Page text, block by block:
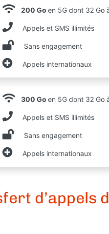
200 Goen 5G dont 32 Go
Appels et SMS illimités
Sans engagement
Appels internationaux
300 Goen 5G dont 32 Go
Appels et SMS illimités
Sans engagement
Appels internationaux
d’appels